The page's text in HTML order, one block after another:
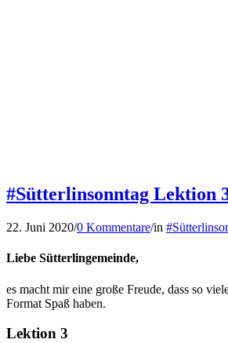
#Sütterlinsonntag Lektion
22. Juni 2020/0 Kommentare/in
Liebe Sütterlingemeinde,
es macht mir eine große Freude, dass so
Format Spaß haben.
Lektion 3